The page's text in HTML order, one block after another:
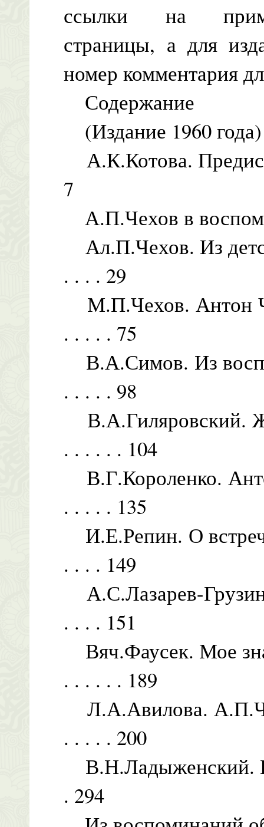
ссылки на
страницы, а для
номер комментария
Содержание
(Издание 1960 года)
А.К.Котова.
7
А.П.Чехов в
Ал.П.Чехов. Из
. . . . 29
М.П.Чехов. Антон
. . . . . 75
В.А.Симов. Из
. . . . . 98
В.А.Гиляровский.
. . . . . . 104
В.Г.Короленко.
. . . . . 135
И.Е.Репин. О
. . . . 149
А.С.Лазарев-
. . . . 151
Вяч.Фаусек. Мое
. . . . . . 189
Л.А.Авилова.
. . . . . 200
В.Н.Ладыженский.
. 294